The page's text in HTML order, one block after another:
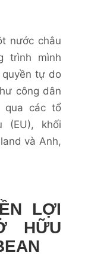
nước châu
trình mình
tự do
công dân
qua các tổ
(EU), khối
và Anh,
LỢI
HỮU